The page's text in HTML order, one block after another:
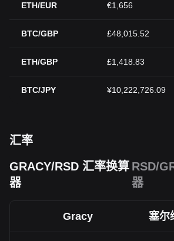
ETH/EUR €1,656
BTC/GBP £48,015.52
ETH/GBP £1,418.83
BTC/JPY ¥10,222,726.09
汇率
GRACY/RSD 汇率换算
器
RSD/
器
Gracy 塞尔